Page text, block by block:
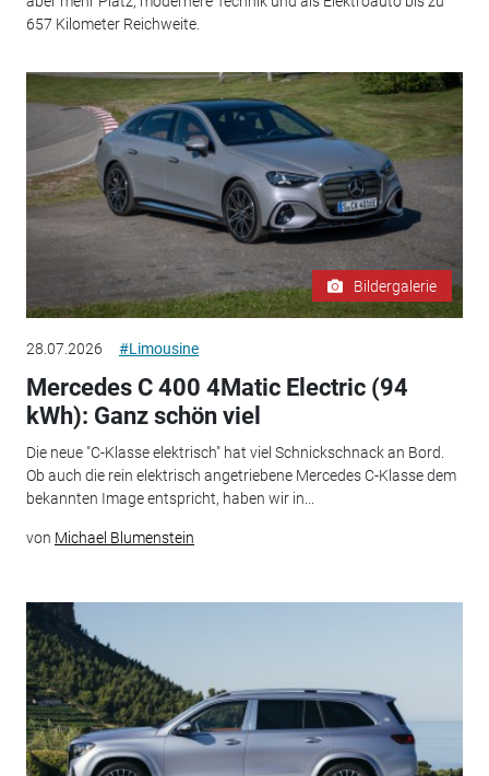
657 Kilometer Reichweite.
Bildergalerie
28.07.2026 #Limousine
Mercedes C 400 4Matic Electric (94
kWh): Ganz schön viel
Die neue "C-Klasse elektrisch" hat viel Schnickschnack an Bord.
Ob auch die rein elektrisch angetriebene Mercedes C-Klasse dem
bekannten Image entspricht, haben wir in...
von Michael Blumenstein